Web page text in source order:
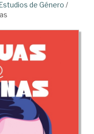
de Género /